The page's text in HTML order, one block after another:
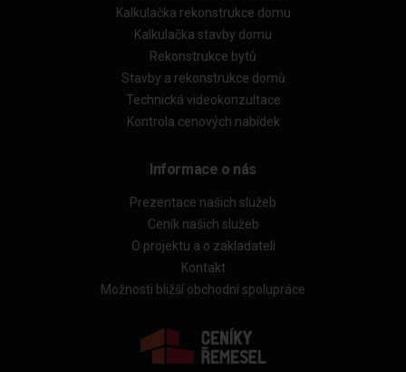
Kalkulačka rekonstrukce domu
Kalkulačka stavby domu
Rekonstrukce bytů
Stavby a rekonstrukce domů
Technická videokonzultace
Kontrola cenových nabídek
Informace o nás
Prezentace našich služeb
Ceník našich služeb
O projektu a o zakladateli
Kontakt
Možnosti bližší obchodní spolupráce